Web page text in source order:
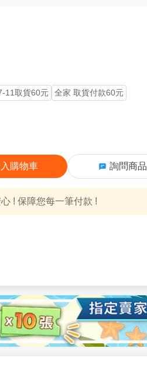
11取貨60元
全家 取貨付款60元
購物車 詢問商品
! 保障您每一筆付款 !